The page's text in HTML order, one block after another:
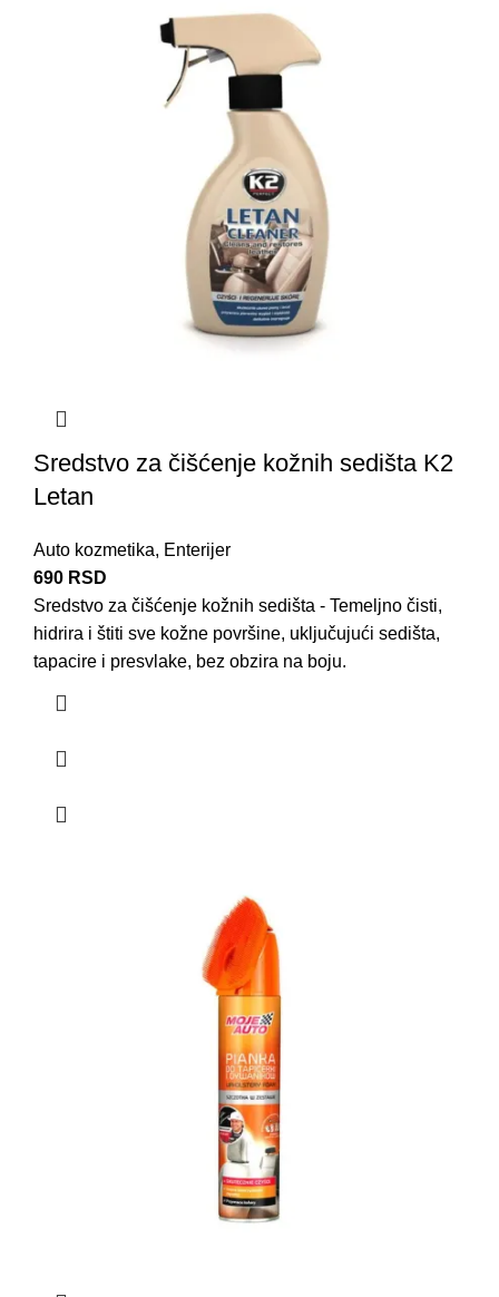
Sredstvo za čišćenje kožnih sedišta K2
Letan
Auto kozmetika, Enterijer
690 RSD
Sredstvo za čišćenje kožnih sedišta - Temeljno čisti,
hidrira i štiti sve kožne površine, uključujući sedišta,
tapacire i presvlake, bez obzira na boju.